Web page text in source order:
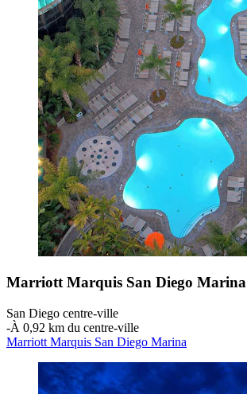
Marriott Marquis San Diego Marina
San Diego centre-ville
‐À 0,92 km du centre-ville
Marriott Marquis San Diego Marina